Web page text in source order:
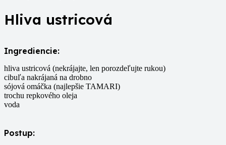
Hliva ustricová
Ingrediencie:
hliva ustricová (nekrájajte, len porozdeľujte rukou)
cibuľa nakrájaná na drobno
sójová omáčka (najlepšie TAMARI)
trochu repkového oleja
voda
Postup: